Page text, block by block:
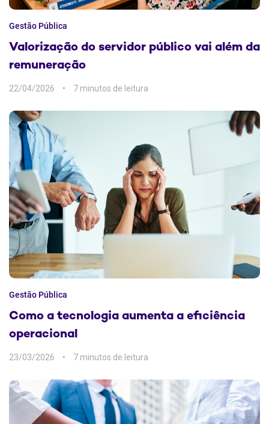
Gestão Pública
Valorização do servidor público vai além da
remuneração
22/04/2026 7 min
Gestão Pública
Como a tecnologia aumenta a eficiência
operacional
23/03/2026 7 min